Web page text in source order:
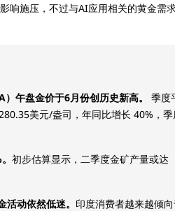
响施压，不过与AI应用相关的黄金需
午盘金价于6月份创历史新高。
季度
美元/盎司，年同比增长 40%，
初步估算显示，二季度金矿产量或达
动依然低迷。 印度消费者越来越倾